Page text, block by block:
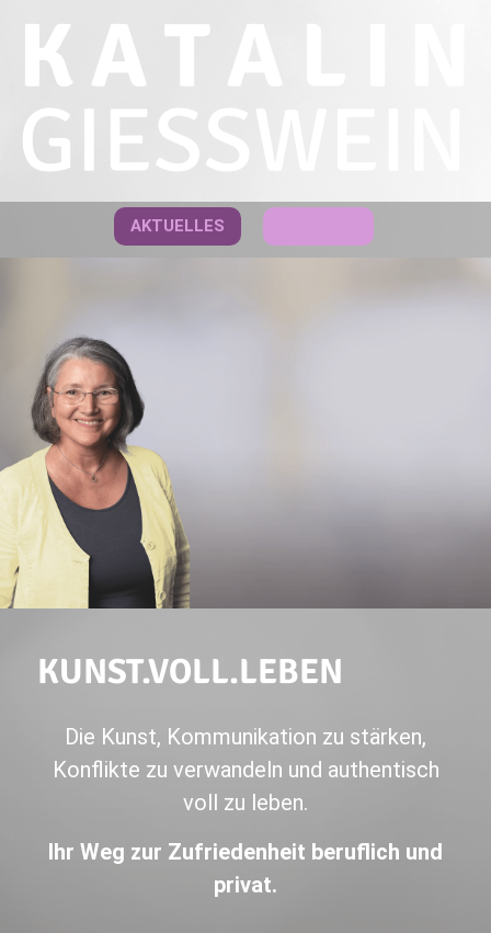
AKTUELLES
KUNST.­VOLL.­LEBEN
Die Kunst, Kommunikation zu stärken,
Konflikte zu verwandeln und authentisch
voll zu leben.
Ihr Weg zur Zufriedenheit beruflich und
privat.